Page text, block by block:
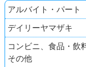
アルバイト・パート
デイリーヤマザキ
コンビニ、食品・飲
その他